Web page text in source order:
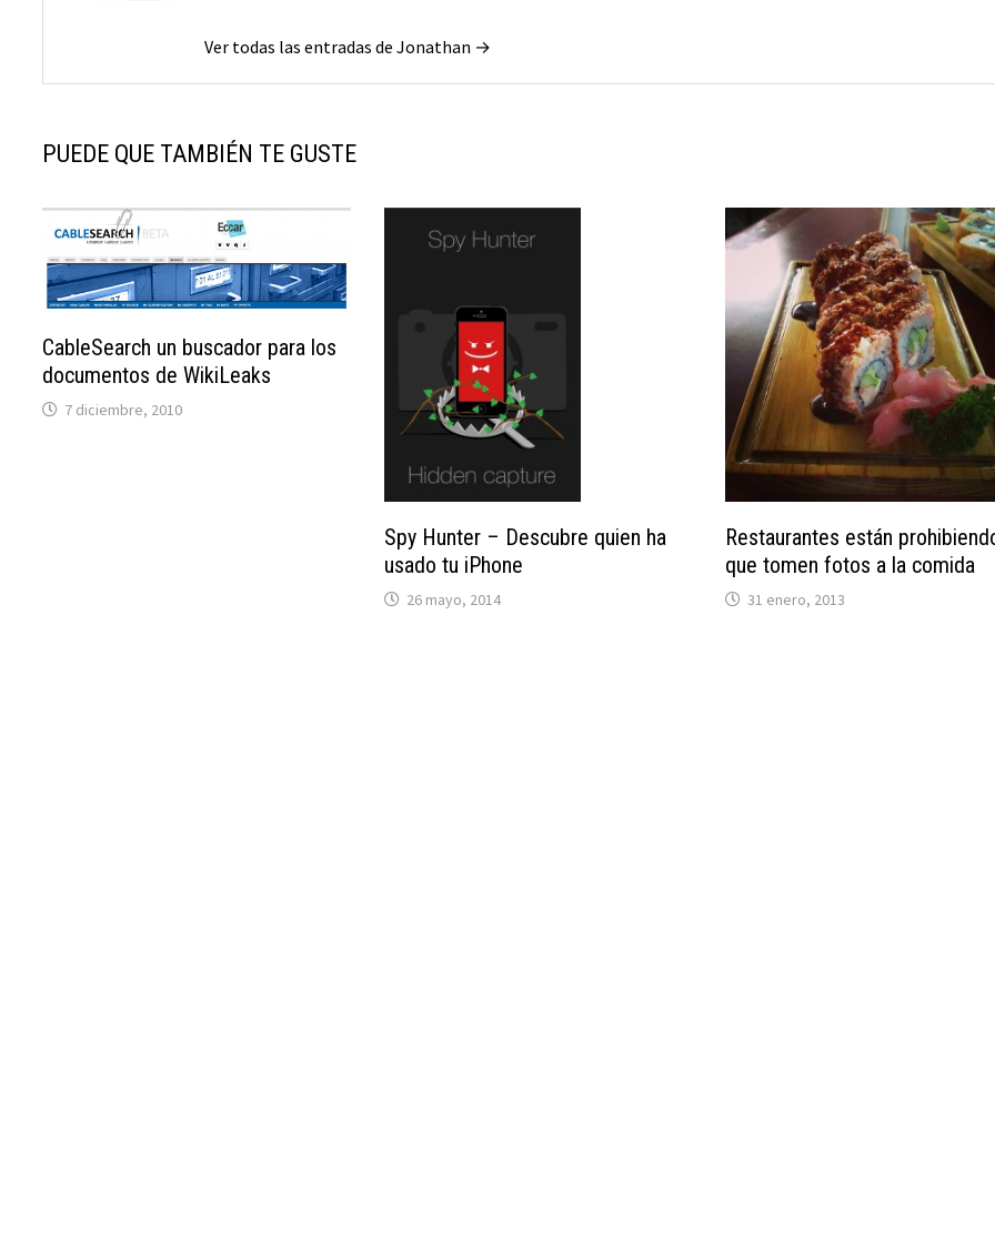
Ver todas las entradas de Jonathan →
PUEDE QUE TAMBIÉN TE GUSTE
CableSearch un buscador para los
documentos de WikiLeaks
7 diciembre, 2010
Spy Hunter – Descubre quien ha
usado tu iPhone
26 mayo, 2014
Restaurantes están
que tomen fotos a la comida
31 enero, 2013